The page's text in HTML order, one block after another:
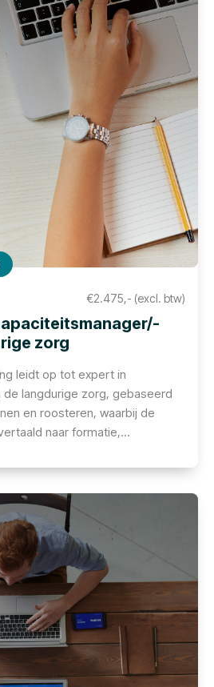
€2.475,- (excl. btw)
zorg
leidt op tot expert in
de langdurige zorg, gebaseerd
en roosteren, waarbij de
naar formatie,
versterkt het analytisch en
op te lossen en continu te